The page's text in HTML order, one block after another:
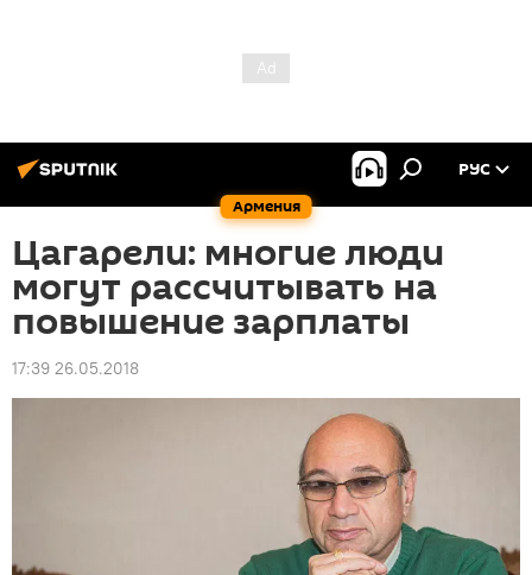
Армения
РУС
Цагарели: многие люди
могут рассчитывать на
повышение зарплаты
17:39 26.05.2018